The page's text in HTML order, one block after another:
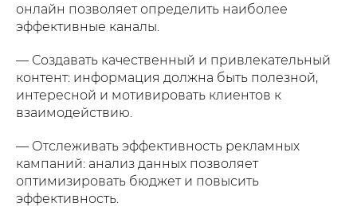
онлайн позволяет определить наиболее
эффективные каналы.
— Создавать качественный и привлекательный
контент: информация должна быть полезной,
интересной и мотивировать клиентов к
взаимодействию.
— Отслеживать эффективность рекламных
кампаний: анализ данных позволяет
оптимизировать бюджет и повысить
эффективность.